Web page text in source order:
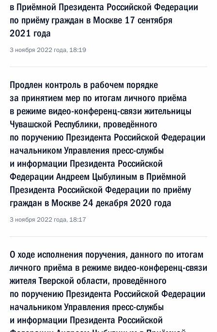
в Приёмной Президента Российской Федерации
по приёму граждан в Москве 17 сентября
2021 года
3 ноября 2022 года, 18:19
Продлен контроль в рабочем порядке
за принятием мер по итогам личного приёма
в режиме видео-конференц-связи жительницы
Чувашской Республики, проведённого
по поручению Президента Российской Федерации
начальником Управления пресс-службы
и информации Президента Российской
Федерации Андреем Цыбулиным в Приёмной
Президента Российской Федерации по приёму
граждан в Москве 24 декабря 2020 года
3 ноября 2022 года, 18:17
О ходе исполнения поручения, данного по итогам
личного приёма в режиме видео-конференц-связи
жителя Тверской области, проведённого
по поручению Президента Российской Федерации
начальником Управления пресс-службы
и информации Президента Российской